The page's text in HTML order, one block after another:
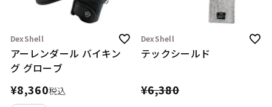
DexShell
アーレンダール バイキン
グ グローブ
¥8,360税込
DexShell
テックシールド
¥6,380